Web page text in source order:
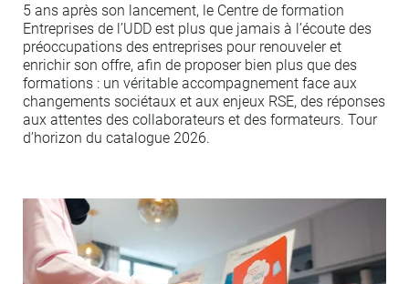
5 ans après son lancement, le Centre de formation
Entreprises de l’UDD est plus que jamais à l’écoute des
préoccupations des entreprises pour renouveler et
enrichir son offre, afin de proposer bien plus que des
formations : un véritable accompagnement face aux
changements sociétaux et aux enjeux RSE, des réponses
aux attentes des collaborateurs et des formateurs. Tour
d’horizon du catalogue 2026.